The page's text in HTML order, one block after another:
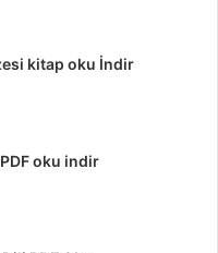
kitap oku İndir
oku indir